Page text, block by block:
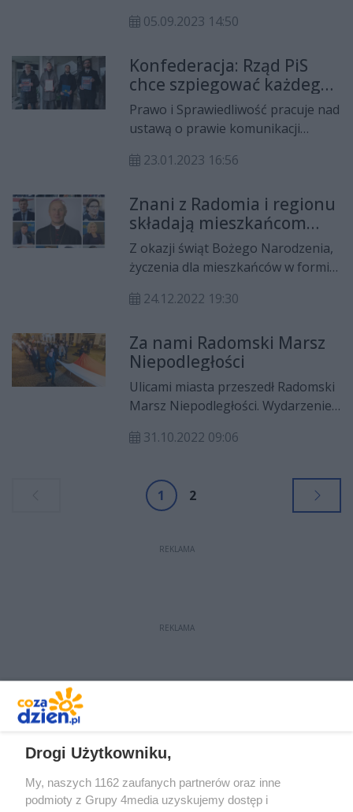
Rafał Foryś z Korony Polskiej, na
Nowak z Nowej Nadziei, a na
trzecim Mariusz Krzemiński z
Ruchu Narodowego.
05.09.2023 14:50
Konfederacja: Rząd PiS
chce szpiegować każdego
z nas
Prawo i Sprawiedliwość pracuje nad
ustawą o prawie komunikacji
będą miały dostęp do wiadomości
społecznościowych czy poczcie
elektronicznej.
23.01.2023 16:56
Znani z Radomia i regionu
składają mieszkańcom
życzenia
Z okazji świąt Bożego Narodzenia,
życzenia dla mieszkańców w formie
mieszkańcy Radomia i regionu
politycy, dyrektorzy instytucji czy
osoby związane z kulturą.
24.12.2022 19:30
Za nami Radomski Marsz
Niepodległości
Ulicami miasta przeszedł Radomski
Marsz Niepodległości. Wydarzenie
października) aby upamiętnić
przez Radom.
31.10.2022 09:06
1 2
REKLAMA
REKLAMA
Drogi Użytkowniku,
My, naszych 1162 zaufanych partnerów oraz inne
podmioty z Grupy 4media uzyskujemy dostęp i